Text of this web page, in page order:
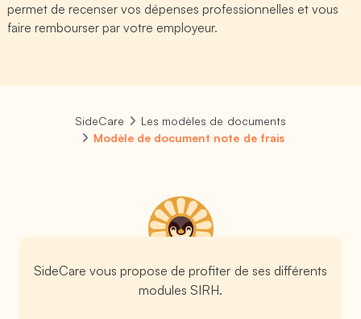
permet de recenser vos dépenses professionnelles et vous
faire rembourser par votre employeur.
SideCare
Les modèles de documents
Modèle de document note de frais
SideCare vous propose de profiter de ses différents
modules SIRH.